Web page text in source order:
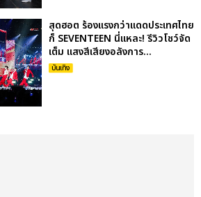
สุดฮอต ร้องแรงกว่าแดดประเทศไทย
ก็ SEVENTEEN นี่แหละ! รีวิวโชว์จัด
เต็ม แสงสีเสียงอลังการ...
บันเทิง